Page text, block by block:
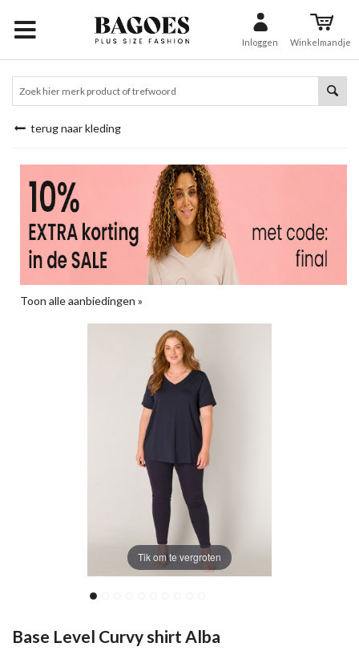
Inloggen Winkelmandje
terug naar kleding
Toon alle aanbiedingen »
Tik om te vergroten
Base Level Curvy shirt Alba